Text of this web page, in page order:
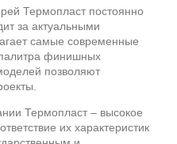
Термопласт постоянно
за актуальными
самые современные
финишных
позволяют
Термопласт – высокое
их характеристик